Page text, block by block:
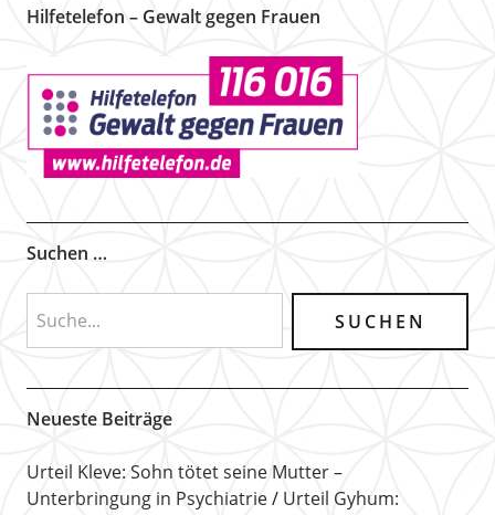
Hilfetelefon – Gewalt gegen Frauen
Suchen …
Neueste Beiträge
Urteil Kleve: Sohn tötet seine Mutter –
Unterbringung in Psychiatrie
Urteil Gyhum: